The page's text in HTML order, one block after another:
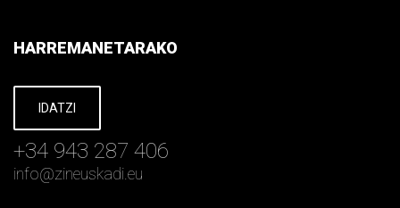
HARREMANETARAKO
IDATZI
+34 943 287 406
info@zineuskadi.eu